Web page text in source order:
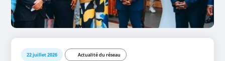
22 juillet 2026 Actualité du réseau